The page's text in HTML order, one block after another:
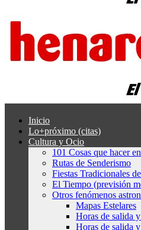
Inicio
Lo+próximo (citas)
Cultura y Ocio
101 Cosas que hacer
Rutas de Senderismo
Fiestas Tradicionales
El Tiempo (previsión
Otros fenómenos
Mapas Estelares
Horas de salida
Horas de salida